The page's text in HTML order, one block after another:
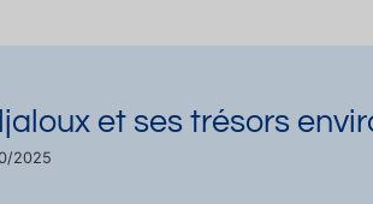
et ses trésors
2025